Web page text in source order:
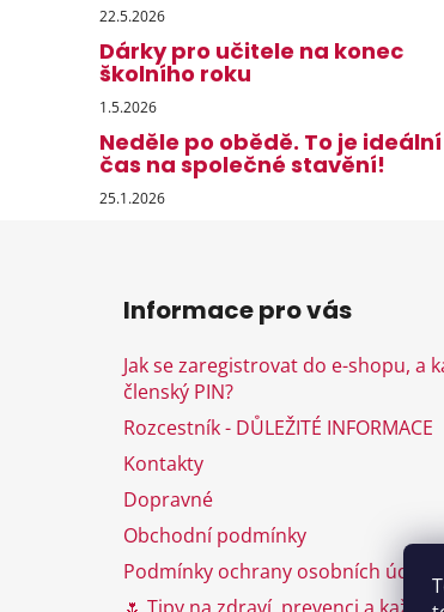
22.5.2026
Dárky pro učitele na konec
školního roku
1.5.2026
Neděle po obědě. To je ideální
čas na společné stavění!
25.1.2026
Informace pro vás
Jak se zaregistrovat do e-shopu, a
členský PIN?
Rozcestník - DŮLEŽITÉ INFORMACE
Kontakty
Dopravné
Obchodní podmínky
Podmínky ochrany osobních údajů